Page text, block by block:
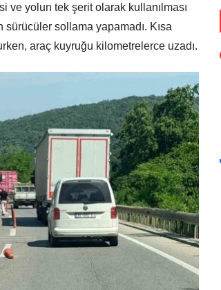
ve yolun tek şerit olarak kullanılması
sollama yapamadı. Kısa
araç kuyruğu kilometrelerce uzadı.